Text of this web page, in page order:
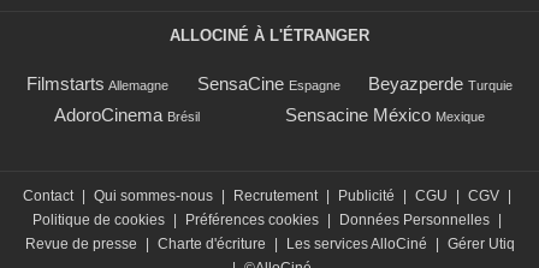
ALLOCINÉ À L'ÉTRANGER
Filmstarts Allemagne SensaCine Espagne Beyazperde Turquie
AdoroCinema Brésil Sensacine México Mexique
Contact Qui sommes-nous Recrutement Publicité CGU CGV
Politique de cookies
Préférences cookies Données Personnelles
Revue de presse
Charte d'écriture Les services AlloCiné
Gérer Utiq